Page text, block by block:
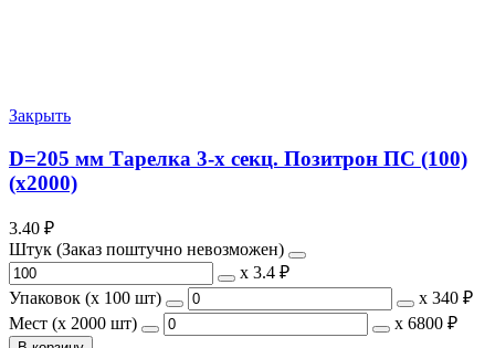
Закрыть
D=205 мм Тарелка 3-х секц. Позитрон ПС (100)
(х2000)
3.40 ₽
Штук (Заказ поштучно невозможен)
х 3.4 ₽
Упаковок (x 100 шт)
х 340 ₽
Мест (x 2000 шт)
х 6800 ₽